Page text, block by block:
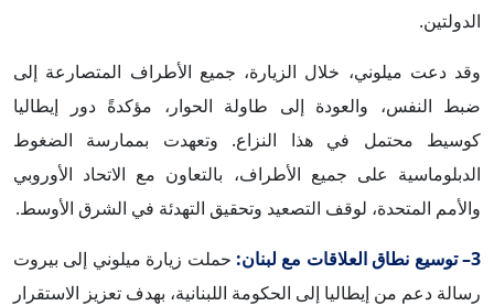
الدولتين.
وقد دعت ميلوني، خلال الزيارة، جميع الأطراف المتصارعة إلى
ضبط النفس، والعودة إلى طاولة الحوار، مؤكدةً دور إيطاليا
كوسيط محتمل في هذا النزاع. وتعهدت بممارسة الضغوط
الدبلوماسية على جميع الأطراف، بالتعاون مع الاتحاد الأوروبي
والأمم المتحدة، لوقف التصعيد وتحقيق التهدئة في الشرق الأوسط.
3– توسيع نطاق العلاقات مع لبنان:
حملت زيارة ميلوني إلى بيروت
رسالة دعم من إيطاليا إلى الحكومة اللبنانية، بهدف تعزيز الاستقرار